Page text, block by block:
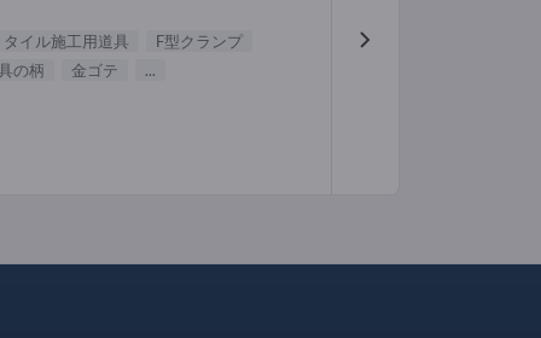
タイル施工用道具
F型クランプ
の柄 金ゴテ ...